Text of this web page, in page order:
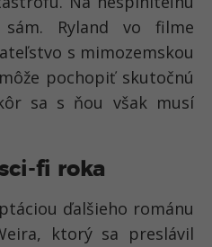
Ryland vo filme
s mimozemskou
pochopiť skutočnú
sa s ňou však musí
fi roka
ďalšieho románu
ktorý sa preslávil